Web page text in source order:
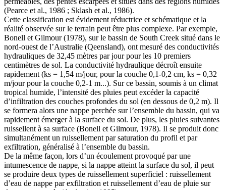
(Pearce et al., 1986 ; Sklash et al., 1986).
Cette classification est évidement réductrice et schématique et la
réalité observée sur le terrain peut être plus complexe. Par exemple,
Bonell et Gilmour (1978), sur le bassin de South Creek situé dans le
nord-ouest de l’Australie (Qeensland), ont mesuré des conductivités
hydrauliques de 32,45 mètres par jour pour les 10 premiers
centimètres de sol. La conductivité hydraulique décroît ensuite
rapidement (ks = 1,54 m/jour, pour la couche 0,1-0,2 cm, ks = 0,32
m/jour pour la couche 0,2-1 m...). Sur ce bassin, soumis à un climat
tropical humide, l’intensité des pluies peut excéder la capacité
d’infiltration des couches profondes du sol (en dessous de 0,2 m). Il
se formera alors une nappe perchée sur l’ensemble du bassin, qui va
rapidement émerger à la surface du sol. De plus, les pluies suivantes
ruissellent à sa surface (Bonell et Gilmour, 1978). Il se produit donc
simultanément un ruissellement par saturation du profil et par
exfiltration, généralisé à l’ensemble du bassin.
De la même façon, lors d’un écoulement provoqué par une
intumescence de nappe, si la nappe atteint la surface du sol, il peut
se produire deux types de ruissellement superficiel : ruissellement
d’eau de nappe par exfiltration et ruissellement d’eau de pluie sur